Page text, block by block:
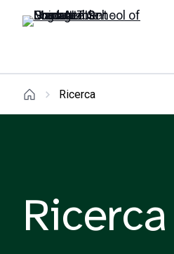
Ricerca
Ricerca